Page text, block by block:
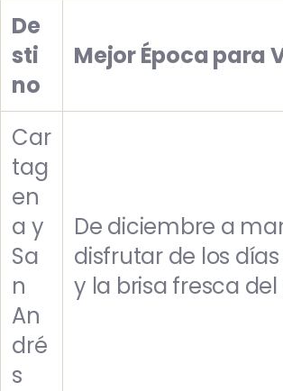
De
sti
no
Mejor Época para
Car
tag
en
a y
Sa
n
An
dré
s
De diciembre a
disfrutar de los
y la brisa fresca